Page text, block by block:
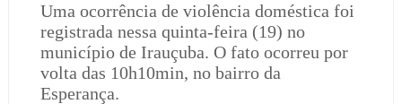
Uma ocorrência de violência doméstica foi
registrada nessa quinta-feira (19) no
município de Irauçuba. O fato ocorreu por
volta das 10h10min, no bairro da
Esperança.